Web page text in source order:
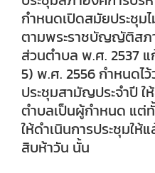
กำหนดเปิดสมัยประชุม
ตามพระราชบัญญัติสภ
ส่วนตำบล พ.ศ. 2537
5) พ.ศ. 2556 กำหนดไ
ประชุมสามัญประจำปี
ตำบลเป็นผู้กำหนด แต่
ให้ดำเนินการประชุมให้แ
สิบห้าวัน นั้น